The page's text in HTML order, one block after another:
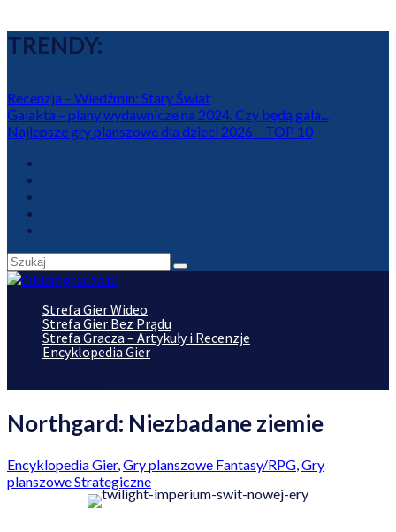
TRENDY:
Recenzja – Wiedźmin: Stary Świat
Galakta – plany wydawnicze na 2024. Czy będą gala...
Najlepsze gry planszowe dla dzieci 2026 – TOP 10
Strefa Gier Wideo
Strefa Gier Bez Prądu
Strefa Gracza – Artykuły i Recenzje
Encyklopedia Gier
Northgard: Niezbadane ziemie
Encyklopedia Gier,Gry planszowe Fantasy/RPG,Gry
planszowe Strategiczne